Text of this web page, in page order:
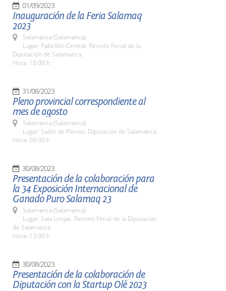
01/09/2023
Inauguración de la Feria Salamaq
2023
Salamanca (Salamanca)
Lugar: Pabellón Central. Recinto Ferial de la
Diputación de Salamanca.
Hora: 10:00 h.
31/08/2023
Pleno provincial correspondiente al
mes de agosto
Salamanca (Salamanca)
Lugar: Salón de Plenos. Diputación de Salamanca
Hora: 09:30 h.
30/08/2023
Presentación de la colaboración para
la 34 Exposición Internacional de
Ganado Puro Salamaq 23
Salamanca (Salamanca)
Lugar: Sala Lonjas. Recinto Ferial de la Diputación
de Salamanca
Hora: 13:00 h.
30/08/2023
Presentación de la colaboración de
Diputación con la Startup Olé 2023